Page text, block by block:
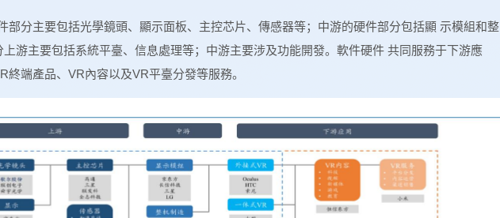
部分主要包括光學鏡頭、顯示面板、主控芯片、傳感器等；中游的硬件部分包括顯 示模組和整
游主要包括系統平臺、信息處理等；中游主要涉及功能開發。軟件硬件 共同服務于下游應
終端產品、VR內容以及VR平臺分發等服務。